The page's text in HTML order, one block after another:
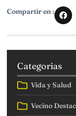
Compartir en :
Categorias
Vida y Salud
Vecino